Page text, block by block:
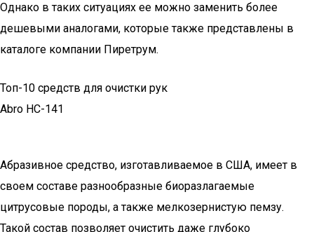
Однако в таких ситуациях ее можно заменить более
дешевыми аналогами, которые также представлены в
каталоге компании Пиретрум.
Топ-10 средств для очистки рук
Abro HC-141
Абразивное средство, изготавливаемое в США, имеет в
своем составе разнообразные биоразлагаемые
цитрусовые породы, а также мелкозернистую пемзу.
Такой состав позволяет очистить даже глубоко